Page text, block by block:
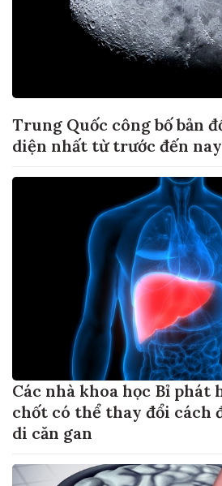
Trung Quốc công bố bản
diện nhất từ trước đến
Các nhà khoa học Bỉ phát
chốt có thể thay đổi cách
di căn gan